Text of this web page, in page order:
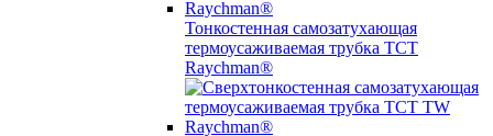
Тонкостенная самозатухающая
термоусаживаемая трубка ТCT
Raychman®